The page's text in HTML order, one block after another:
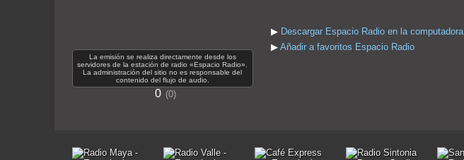
La emisión se realiza directamente desde los
servidores de la estación de radio «Espacio Radio».
La administración del sitio no es responsable del
contenido del flujo de audio.
0 0
▶ Descargar Espacio Radio en la computadora
▶ Añadir a favoritos Espacio Radio